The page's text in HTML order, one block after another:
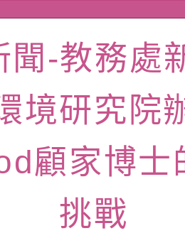
容與教學軟體
委員會函釋公
陸應申請許可
部水利署委託
究院辦理「
單位及節水達
月22日(星期六
孔廟祈福系列
啟航」
學年度第2次
聞-教務處
境研究院
顧家博
挑戰